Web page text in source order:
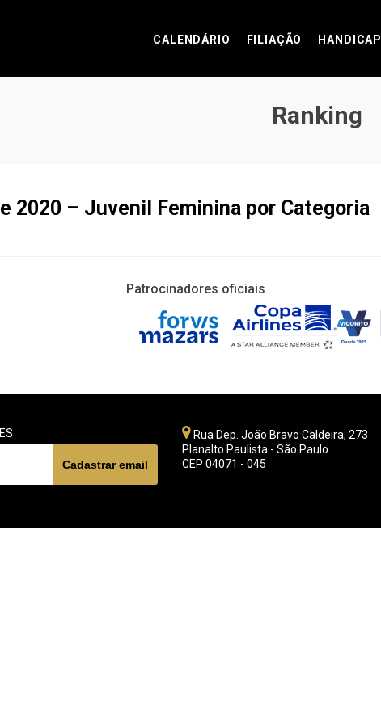
CALENDÁRIO FILIAÇÃO HANDICAP
Ranking
2020 – Juvenil Feminina por Categoria
Patrocinadores oficiais
Rua Dep. João Bravo Caldeira, 273
Planalto Paulista - São Paulo
CEP 04071 - 045